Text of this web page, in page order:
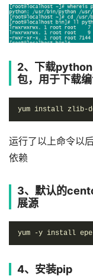
2、下载
包，用于下载
yum install zlib-
运行了以上命令以
依赖
3、默认的
展源
yum -y install
4、安装pip